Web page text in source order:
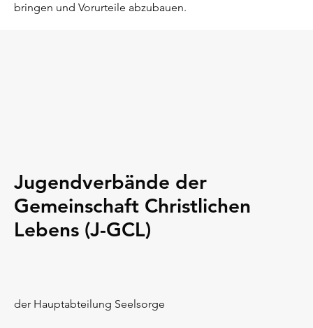
bringen und Vorurteile abzubauen.
Jugendverbände der
Gemeinschaft Christlichen
Lebens (J-GCL)
der Hauptabteilung Seelsorge